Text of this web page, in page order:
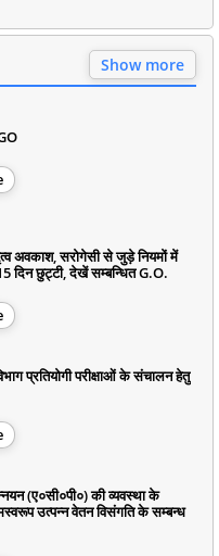
Show more
अवकाश, सरोगेसी से जुड़े नियमों में
दिन छुट्टी, देखें सम्बन्धित G.O.
प्रतियोगी परीक्षाओं के संचालन हेतु
(ए०सी०पी०) की व्यवस्था के
उत्पन्न वेतन विसंगति के सम्बन्ध